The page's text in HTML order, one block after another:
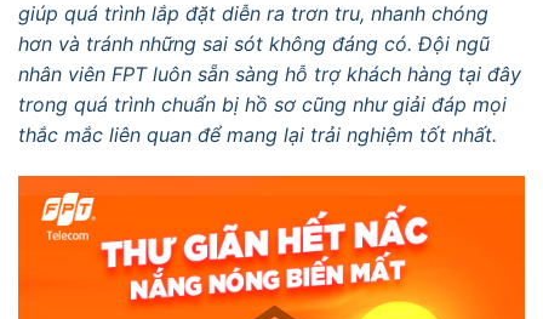
giúp quá trình lắp đặt diễn ra trơn tru, nhanh chóng
hơn và tránh những sai sót không đáng có. Đội ngũ
nhân viên FPT luôn sẵn sàng hỗ trợ khách hàng tại đây
trong quá trình chuẩn bị hồ sơ cũng như giải đáp mọi
thắc mắc liên quan để mang lại trải nghiệm tốt nhất.